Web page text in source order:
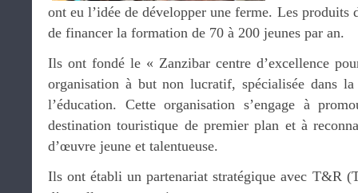
ont eu l’idée de développer une ferme. Les produits
de financer la formation de 70 à 200 jeunes par an.
Ils ont fondé le « Zanzibar centre d’excellence
organisation à but non lucratif, spécialisée dans
l’éducation. Cette organisation s’engage à
destination touristique de premier plan et à
d’œuvre jeune et talentueuse.
Ils ont établi un partenariat stratégique avec T&R